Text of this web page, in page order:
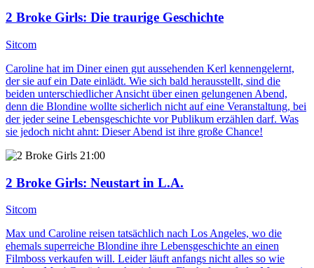
2 Broke Girls: Die traurige Geschichte
Sitcom
Caroline hat im Diner einen gut aussehenden Kerl kennengelernt,
der sie auf ein Date einlädt. Wie sich bald herausstellt, sind die
beiden unterschiedlicher Ansicht über einen gelungenen Abend,
denn die Blondine wollte sicherlich nicht auf eine Veranstaltung, bei
der jeder seine Lebensgeschichte vor Publikum erzählen darf. Was
sie jedoch nicht ahnt: Dieser Abend ist ihre große Chance!
21:00
2 Broke Girls: Neustart in L.A.
Sitcom
Max und Caroline reisen tatsächlich nach Los Angeles, wo die
ehemals superreiche Blondine ihre Lebensgeschichte an einen
Filmboss verkaufen will. Leider läuft anfangs nicht alles so wie